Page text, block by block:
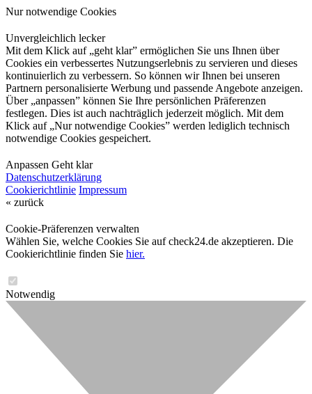
Nur notwendige Cookies
Unvergleichlich lecker
Mit dem Klick auf „geht klar” ermöglichen Sie uns Ihnen über
Cookies ein verbessertes Nutzungserlebnis zu servieren und dieses
kontinuierlich zu verbessern. So können wir Ihnen bei unseren
Partnern personalisierte Werbung und passende Angebote anzeigen.
Über „anpassen” können Sie Ihre persönlichen Präferenzen
festlegen. Dies ist auch nachträglich jederzeit möglich. Mit dem
Klick auf „Nur notwendige Cookies” werden lediglich technisch
notwendige Cookies gespeichert.
Anpassen Geht klar
Datenschutzerklärung
Cookierichtlinie Impressum
« zurück
Cookie-Präferenzen verwalten
Wählen Sie, welche Cookies Sie auf check24.de akzeptieren. Die
Cookierichtlinie finden Sie hier.
Notwendig